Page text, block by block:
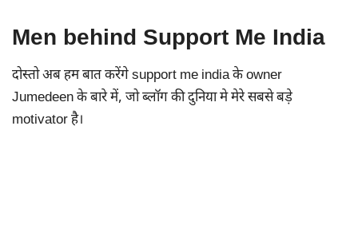
Men behind Support Me India
दोस्तो अब हम बात करेंगे support me india के owner
Jumedeen के बारे में, जो ब्लॉग की दुनिया मे मेरे सबसे बड़े
motivator है।